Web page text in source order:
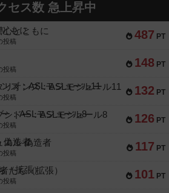
セス数 急上昇中
487 PT
心とともに
投稿
148 PT
投稿
132 PT
リオンズ：ASLモジュール11
投稿
126 PT
シドー：ASLモジュール8
投稿
117 PT
エル 偽造者
投稿
101 PT
たち（拡張）
投稿